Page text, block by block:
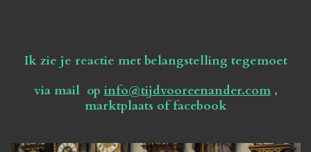
Ik zie je reactie met belangstelling tegemoet
via mail opinfo@tijdvooreenander.com,
marktplaats of facebook